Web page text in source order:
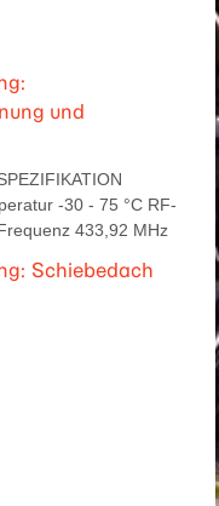
und
-30 - 75 °C RF-
433,92 MHz
Schiebedach